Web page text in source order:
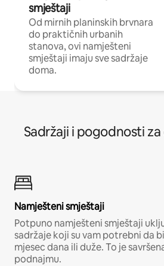
smještaji
Od mirnih planinskih brvnara
do praktičnih urbanih
stanova, ovi namješteni
smještaji imaju sve sadržaje
doma.
Sadržaji i pogodnosti
Namješteni smještaji
Potpuno namješteni smještaji
sadržaje koji su vam potrebni da
mjesec dana ili duže. To je
podnajmu.